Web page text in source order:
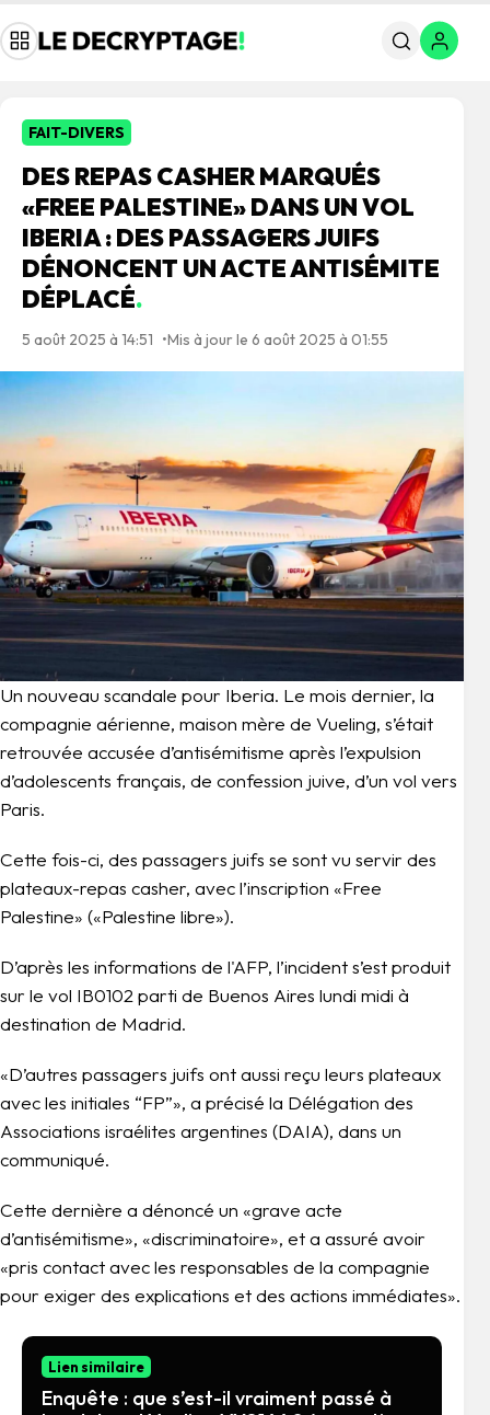
FAIT-DIVERS
DES REPAS CASHER MARQUÉS
«FREE PALESTINE» DANS UN VOL
IBERIA : DES PASSAGERS JUIFS
DÉNONCENT UN ACTE ANTISÉMITE
DÉPLACÉ.
5 août 2025 à 14:51 Mis à jour le 6 août 2025 à 01:55
Un nouveau scandale pour Iberia. Le mois dernier, la
compagnie aérienne, maison mère de Vueling, s’était
retrouvée accusée d’antisémitisme après l’expulsion
d’adolescents français, de confession juive, d’un vol vers
Paris.
Cette fois-ci, des passagers juifs se sont vu servir des
plateaux-repas casher, avec l’inscription «Free
Palestine» («Palestine libre»).
D’après les informations de l'AFP, l’incident s’est produit
sur le vol IB0102 parti de Buenos Aires lundi midi à
destination de Madrid.
«D’autres passagers juifs ont aussi reçu leurs plateaux
avec les initiales “FP”», a précisé la Délégation des
Associations israélites argentines (DAIA), dans un
communiqué.
Cette dernière a dénoncé un «grave acte
d’antisémitisme», «discriminatoire», et a assuré avoir
«pris contact avec les responsables de la compagnie
pour exiger des explications et des actions immédiates».
Lien similaire
Enquête : que s’est-il vraiment passé à